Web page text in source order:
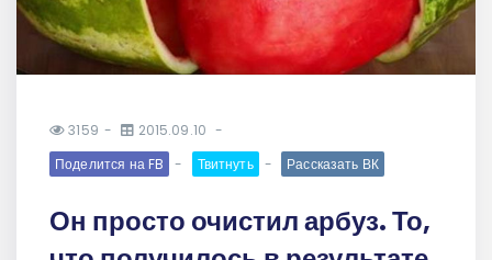
3159
2015.09.10
Поделится на FB
Твитнуть Рассказать ВК
Он просто очистил арбуз. То,